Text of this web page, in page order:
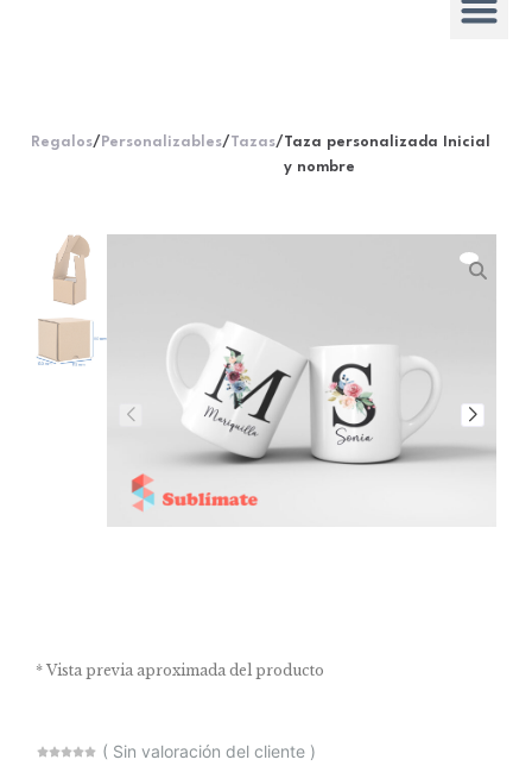
Regalos/ Personalizables/Tazas/Taza personalizada Inicial
y nombre
* Vista previa aproximada del producto
( Sin valoración del cliente )